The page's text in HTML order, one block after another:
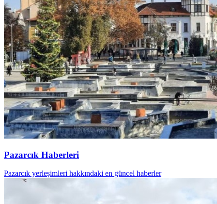
Pazarcık Haberleri
Pazarcık yerleşimleri hakkındaki en güncel haberler